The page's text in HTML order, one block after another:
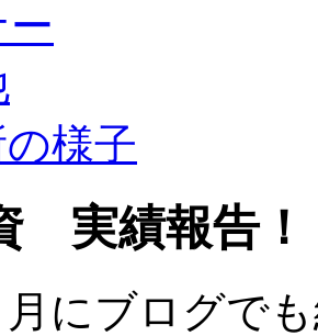
様子
実績報告！
にブログで